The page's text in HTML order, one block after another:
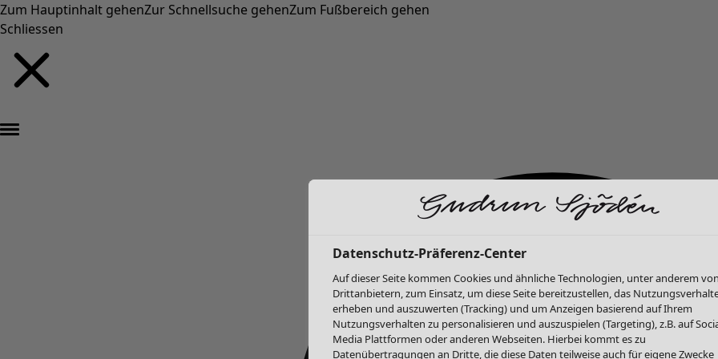
Zum Hauptinhalt gehenZur Schnellsuche gehenZum Fußbereich gehen
Schliessen
Datenschutz-Präferenz-Center
Auf dieser Seite kommen Cookies und ähnliche Technologien, unter anderem von
Drittanbietern, zum Einsatz, um diese Seite bereitzustellen, das
erheben und auszuwerten (Tracking) und um Anzeigen basierend auf Ihrem
Nutzungsverhalten zu personalisieren und auszuspielen (Targeting), z.B. auf
Media Plattformen oder anderen Webseiten. Hierbei kommt es zu
Datenübertragungen an Dritte, die diese Daten teilweise auch für eigene Zwecke